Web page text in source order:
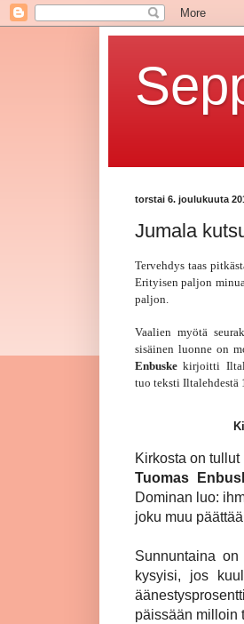
torstai 6. joulukuuta
Jumala
Tervehdys taas
Erityisen paljon
paljon.
Vaalien myötä
sisäinen luonne on
Enbuske kirjoitti
tuo teksti Iltalehdestä
Kirkosta on
Tuomas
Dominan luo:
joku muu
Sunnuntaina
kysyisi, jos
päissään milloin